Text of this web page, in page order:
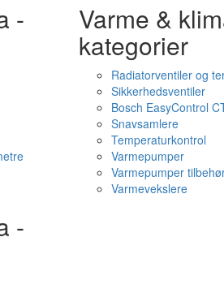
- Varme &
kategorier
Radiatorventiler og
Sikkerhedsventiler
Bosch EasyControl
Snavsamlere
Temperaturkontrol
Varmepumper
Varmepumper
Varmevekslere
-